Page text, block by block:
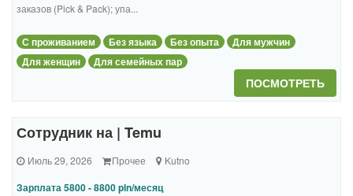
заказов (Pick & Pack); упа...
С проживанием Без языка Без опыта
Для мужчин
Для женщин
Для семейных пар
ПОСМОТРЕТЬ
Сотрудник на | Temu
Июль 29, 2026 Прочее Kutno
Зарплата 5800 - 8800 pln/месяц